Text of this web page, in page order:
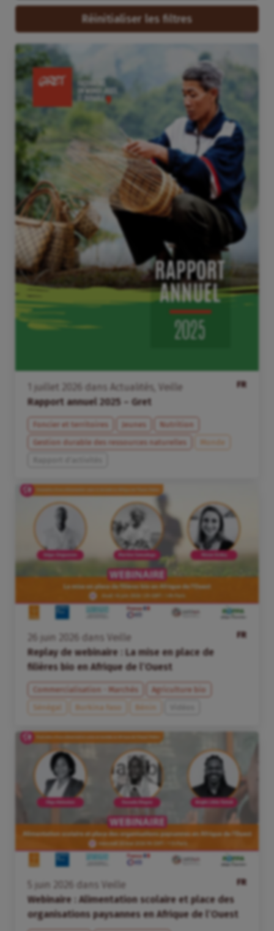
Réinitialiser les filtres
FR
juillet dans Actualités
Veille
Rapport annuel 2025 – Gret
Foncier et territoires Jeunes
Nutrition
Gestion durable des ressources naturelles
Monde
FR
juin dans
Veille
Replay de webinaire : La mise en place de
filières bio en Afrique de l’Ouest
Commercialisation - Marchés
Agriculture bio
Sénégal
Burkina Faso
FR
juin dans
Veille
Webinaire : Alimentation scolaire et place des
organisations paysannes en Afrique de l’Ouest